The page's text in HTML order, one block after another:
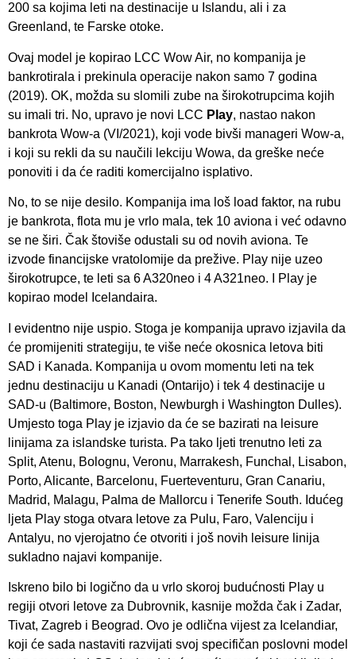
200 sa kojima leti na destinacije u Islandu, ali i za
Greenland, te Farske otoke.
Ovaj model je kopirao LCC Wow Air, no kompanija je
bankrotirala i prekinula operacije nakon samo 7 godina
(2019). OK, možda su slomili zube na širokotrupcima kojih
su imali tri. No, upravo je novi LCC Play, nastao nakon
bankrota Wow-a (VI/2021), koji vode bivši manageri Wow-a,
i koji su rekli da su naučili lekciju Wowa, da greške neće
ponoviti i da će raditi komercijalno isplativo.
No, to se nije desilo. Kompanija ima loš load faktor, na rubu
je bankrota, flota mu je vrlo mala, tek 10 aviona i već odavno
se ne širi. Čak štoviše odustali su od novih aviona. Te
izvode financijske vratolomije da prežive. Play nije uzeo
širokotrupce, te leti sa 6 A320neo i 4 A321neo. I Play je
kopirao model Icelandaira.
I evidentno nije uspio. Stoga je kompanija upravo izjavila da
će promijeniti strategiju, te više neće okosnica letova biti
SAD i Kanada. Kompanija u ovom momentu leti na tek
jednu destinaciju u Kanadi (Ontarijo) i tek 4 destinacije u
SAD-u (Baltimore, Boston, Newburgh i Washington Dulles).
Umjesto toga Play je izjavio da će se bazirati na leisure
linijama za islandske turista. Pa tako ljeti trenutno leti za
Split, Atenu, Bolognu, Veronu, Marrakesh, Funchal, Lisabon,
Porto, Alicante, Barcelonu, Fuerteventuru, Gran Canariu,
Madrid, Malagu, Palma de Mallorcu i Tenerife South. Idućeg
ljeta Play stoga otvara letove za Pulu, Faro, Valenciju i
Antalyu, no vjerojatno će otvoriti i još novih leisure linija
sukladno najavi kompanije.
Iskreno bilo bi logično da u vrlo skoroj budućnosti Play u
regiji otvori letove za Dubrovnik, kasnije možda čak i Zadar,
Tivat, Zagreb i Beograd. Ovo je odlična vijest za Icelandiar,
koji će sada nastaviti razvijati svoj specifičan poslovni model